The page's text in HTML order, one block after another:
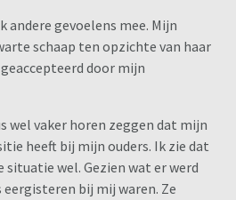
andere gevoelens mee. Mijn
schaap ten opzichte van haar
door mijn
wel vaker horen zeggen dat mijn
heeft bij mijn ouders. Ik zie dat
situatie wel. Gezien wat er werd
bij mij waren. Ze